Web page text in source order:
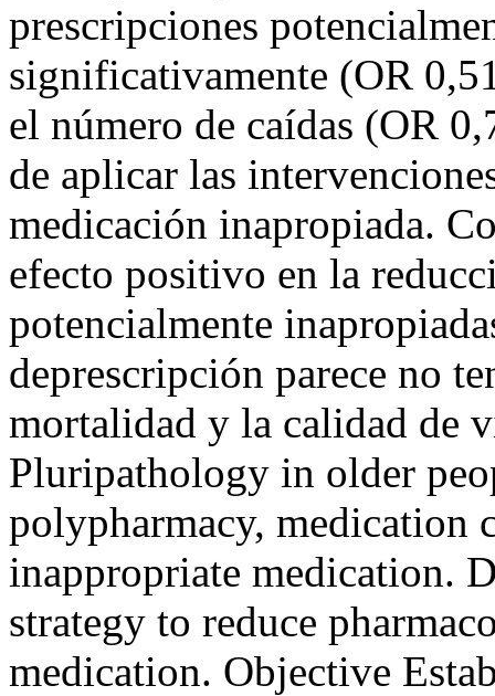
prescripciones
significativamente (OR
el número de caídas (OR
de aplicar las
medicación inapropiada.
efecto positivo en la
potencialmente
deprescripción parece no
mortalidad y la calidad de
Pluripathology in older
polypharmacy, medication
inappropriate medication.
strategy to reduce
medication. Objective